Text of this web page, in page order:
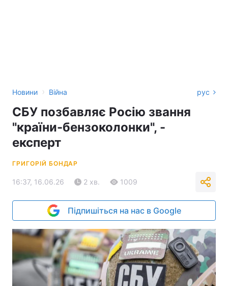
Новини › Війна рус
СБУ позбавляє Росію звання
"країни-бензоколонки", -
експерт
ГРИГОРІЙ БОНДАР
16:37, 16.06.26 2 хв. 1009
Підпишіться на нас в Google